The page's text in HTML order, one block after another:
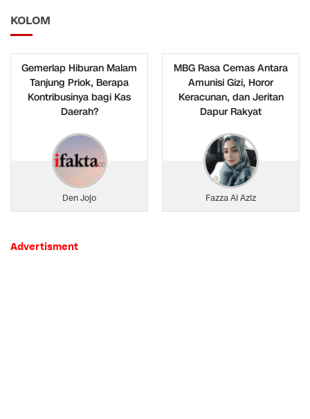
KOLOM
Gemerlap Hiburan Malam
Tanjung Priok, Berapa
Kontribusinya bagi Kas
Daerah?
Den Jojo
MBG Rasa Cemas Antara
Amunisi Gizi, Horor
Keracunan, dan Jeritan
Dapur Rakyat
Fazza Al Aziz
Advertisment